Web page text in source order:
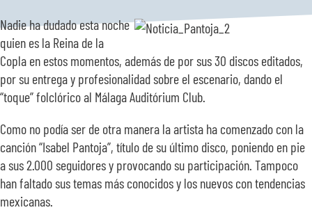
ESPACIOS
SOBRE NOSOTROS
TRANSPARENCIA
Nadie ha dudado esta noche
quien es la Reina de la
Copla en estos momentos, además de por sus 30 discos editados,
por su entrega y profesionalidad sobre el escenario, dando el
“toque” folclórico al Málaga Auditórium Club.
Como no podía ser de otra manera la artista ha comenzado con la
canción “Isabel Pantoja”, título de su último disco, poniendo en pie
a sus 2.000 seguidores y provocando su participación. Tampoco
han faltado sus temas más conocidos y los nuevos con tendencias
mexicanas.